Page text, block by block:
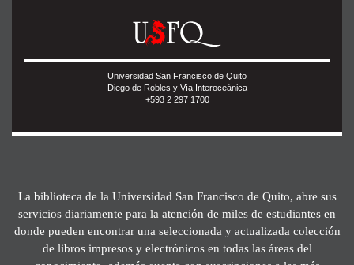
Universidad San Francisco de Quito
Diego de Robles y Vía Interoceánica
+593 2 297 1700
La biblioteca de la Universidad San Francisco de Quito, abre sus
servicios diariamente para la atención de miles de estudiantes en
donde pueden encontrar una seleccionada y actualizada colección
de libros impresos y electrónicos en todas las áreas del